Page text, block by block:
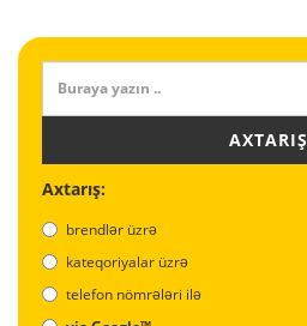
AXTARIŞ
Axtarış:
brendlər üzrə
kateqoriyalar üzrə
telefon nömrələri ilə